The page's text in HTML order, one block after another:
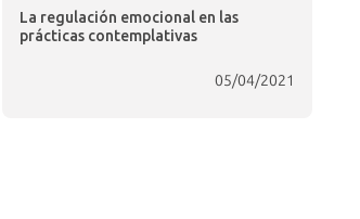
La regulación emocional en las
prácticas contemplativas
05/04/2021